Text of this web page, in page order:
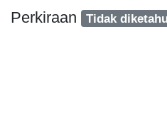
Perkiraan Tidak